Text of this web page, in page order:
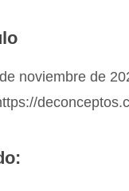
noviembre de